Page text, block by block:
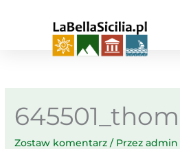
Zostaw komentarz / Przez